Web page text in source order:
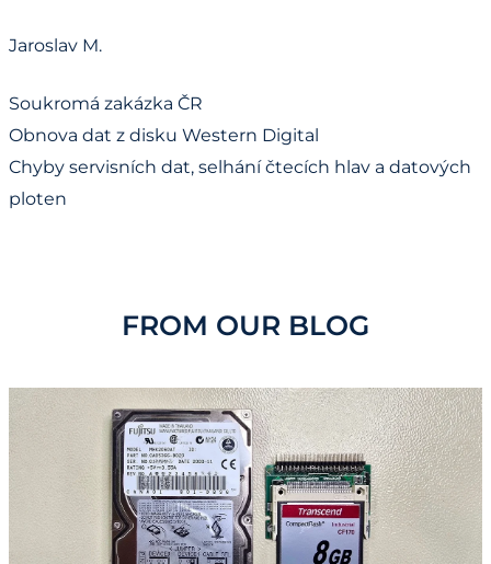
Jaroslav M.
Soukromá zakázka ČR
Obnova dat z disku Western Digital
Chyby servisních dat, selhání čtecích hlav a datových
ploten
FROM OUR BLOG